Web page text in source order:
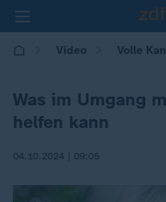
Video Volle
Was im Umgang
helfen kann
04.10.2024 | 09:05